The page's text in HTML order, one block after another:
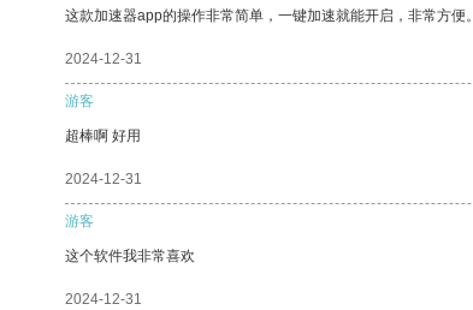
这款加速器app的操作非常简单，一键加速就能开启，非常方便。
2024-12-31
游客
超棒啊 好用
2024-12-31
游客
这个软件我非常喜欢
2024-12-31